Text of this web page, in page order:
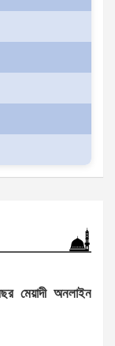
মেয়াদী অনলাইন